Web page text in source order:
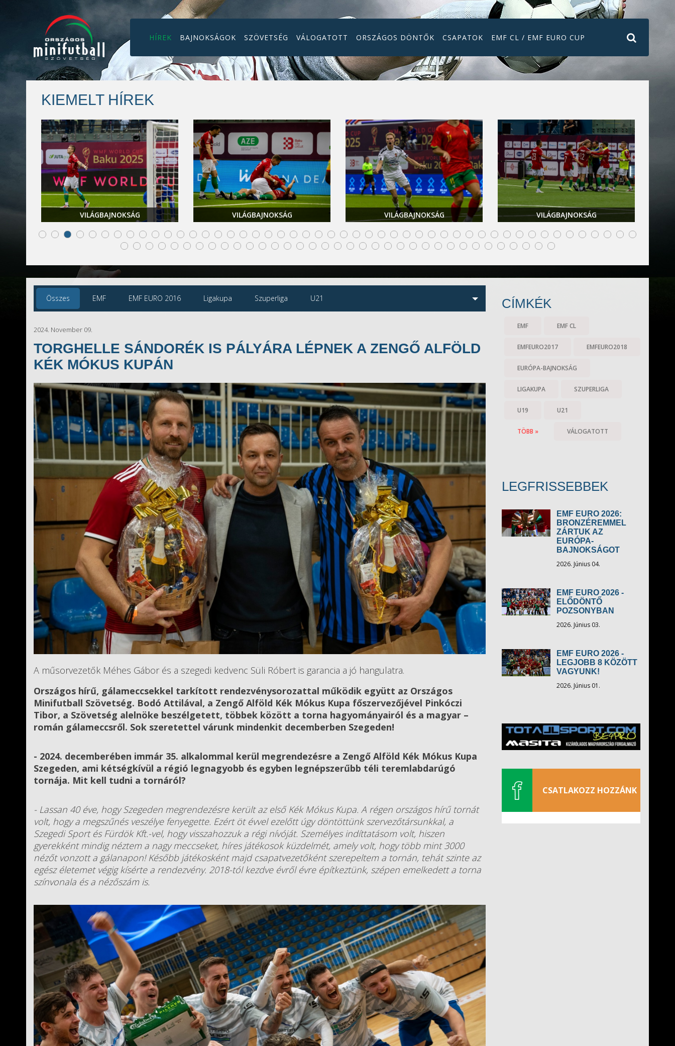
HÍREK BAJNOKSÁGOK SZÖVETSÉG VÁLOGATOTT ORSZÁGOS DÖNTŐK CSAPATOK EMF CL / EMF EURO CUP
KIEMELT HÍREK
VILÁGBAJNOKSÁG VILÁGBAJNOKSÁG VILÁGBAJNOKSÁG VILÁGBAJNOKSÁG
Összes EMF EMF EURO 2016 Ligakupa Szuperliga U21
2024. November 09.
TORGHELLE SÁNDORÉK IS PÁLYÁRA LÉPNEK A ZENGŐ ALFÖLD
KÉK MÓKUS KUPÁN
A műsorvezetők Méhes Gábor és a szegedi kedvenc Süli Róbert is garancia a jó hangulatra.
Országos hírű, gálameccsekkel tarkított rendezvénysorozattal működik együtt az Országos
Minifutball Szövetség. Bodó Attilával, a Zengő Alföld Kék Mókus Kupa főszervezőjével Pinkóczi
Tibor, a Szövetség alelnöke beszélgetett, többek között a torna hagyományairól és a magyar –
román gálameccsről. Sok szeretettel várunk mindenkit decemberben Szegeden!
- 2024. decemberében immár 35. alkalommal kerül megrendezésre a Zengő Alföld Kék Mókus Kupa
Szegeden, ami kétségkívül a régió legnagyobb és egyben legnépszerűbb téli teremlabdarúgó
tornája. Mit kell tudni a tornáról?
- Lassan 40 éve, hogy Szegeden megrendezésre került az első Kék Mókus Kupa. A régen országos hírű tornát
volt, hogy a megszűnés veszélye fenyegette. Ezért öt évvel ezelőtt úgy döntöttünk szervezőtársunkkal, a
Szegedi Sport és Fürdök Kft.-vel, hogy visszahozzuk a régi nívóját. Személyes indíttatásom volt, hiszen
gyerekként mindig néztem a nagy meccseket, híres játékosok küzdelmét, amely volt, hogy több mint 3000
nézőt vonzott a gálanapon! Később játékosként majd csapatvezetőként szerepeltem a tornán, tehát szinte az
egész életemet végig kísérte a rendezvény. 2018-tól kezdve évről évre építkeztünk, szépen emelkedett a torna
színvonala és a nézőszám is.
CÍMKÉK
EMF EMF CL
EMFEURO2017 EMFEURO2018
EURÓPA-BAJNOKSÁG
LIGAKUPA SZUPERLIGA
U19 U21
VÁLOGATOTT
TÖBB »
LEGFRISSEBBEK
EMF EURO 2026:
BRONZÉREMMEL
ZÁRTUK AZ
EURÓPA-
BAJNOKSÁGOT
2026. Június 04.
EMF EURO 2026 -
ELŐDÖNTŐ
POZSONYBAN
2026. Június 03.
EMF EURO 2026 -
LEGJOBB 8 KÖZÖTT
VAGYUNK!
2026. Június 01.
CSATLAKOZZ HOZZÁNK